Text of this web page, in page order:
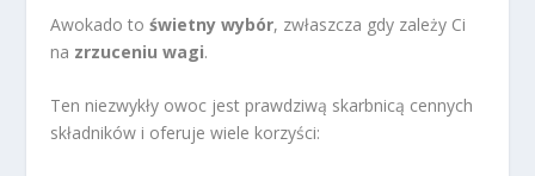
Awokado toświetny wybór, zwłaszcza gdy zależy Ci
na zrzuceniu wagi.
Ten niezwykły owoc jest prawdziwą skarbnicą cennych
składników i oferuje wiele korzyści: